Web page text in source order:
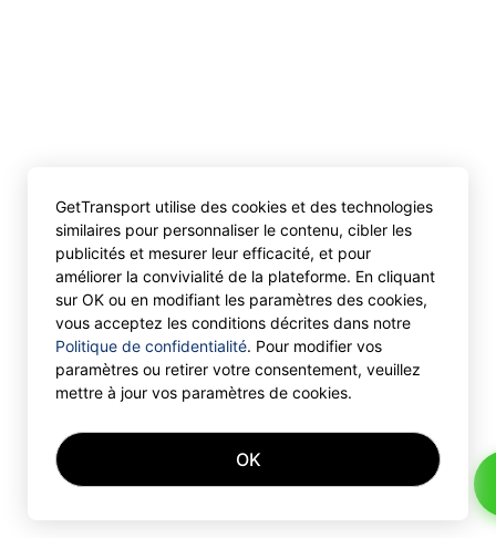
GetTransport utilise des cookies et des technologies
similaires pour personnaliser le contenu, cibler les
publicités et mesurer leur efficacité, et pour
améliorer la convivialité de la plateforme. En cliquant
sur OK ou en modifiant les paramètres des cookies,
vous acceptez les conditions décrites dans notre
Politique de confidentialité. Pour modifier vos
paramètres ou retirer votre consentement, veuillez
mettre à jour vos paramètres de cookies.
OK